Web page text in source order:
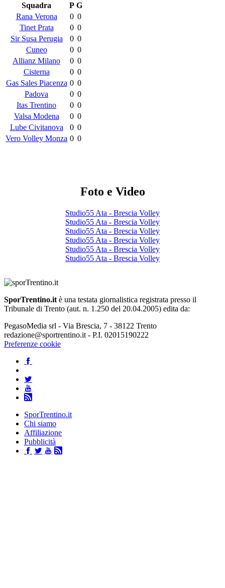
Squadra
P G
Rana Verona
0 0
Tinet Prata
0 0
Sir Susa Perugia
0 0
Cuneo
0 0
Allianz Milano
0 0
Cisterna
0 0
Gas Sales Piacenza 0 0
Padova
0 0
Itas Trentino
0 0
Valsa Modena
0 0
Lube Civitanova
0 0
Vero Volley Monza 0 0
Foto e Video
Studio55 Ata - Brescia Volley
Studio55 Ata - Brescia Volley
Studio55 Ata - Brescia Volley
Studio55 Ata - Brescia Volley
Studio55 Ata - Brescia Volley
Studio55 Ata - Brescia Volley
SporTrentino.it è una testata giornalistica registrata presso il
Tribunale di Trento (aut. n. 1.250 del 20.04.2005) edita da:
PegasoMedia srl - Via Brescia, 7 - 38122 Trento
redazione@sportrentino.it - P.I. 02015190222
Preferenze cookie
SporTrentino.it
Chi siamo
Affiliazione
Pubblicità